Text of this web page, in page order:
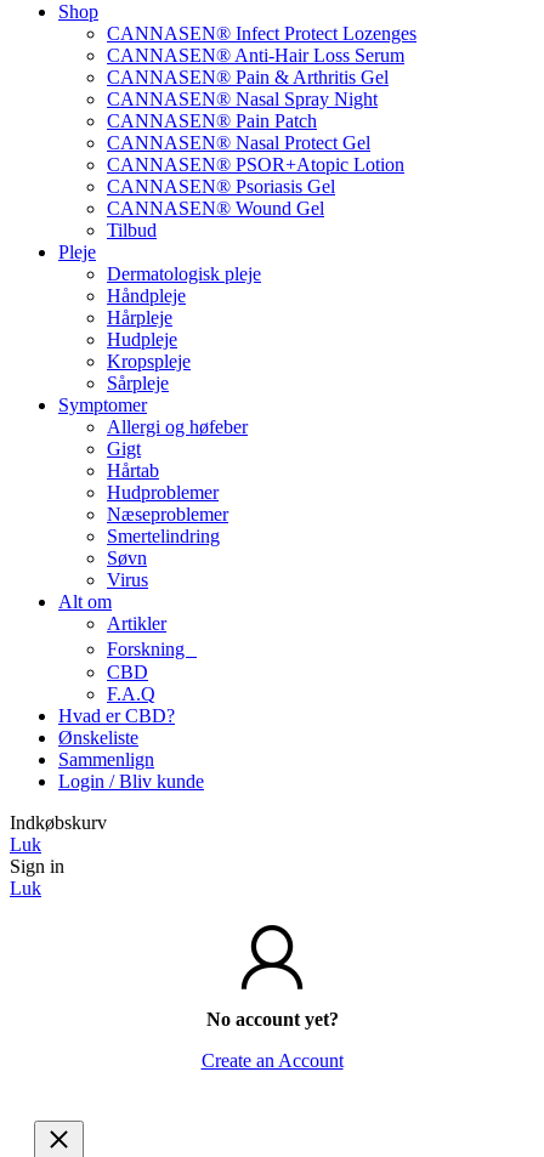
Shop
CANNASEN® Infect Protect Lozenges
CANNASEN® Anti-Hair Loss Serum
CANNASEN® Pain & Arthritis Gel
CANNASEN® Nasal Spray Night
CANNASEN® Pain Patch
CANNASEN® Nasal Protect Gel
CANNASEN® PSOR+Atopic Lotion
CANNASEN® Psoriasis Gel
CANNASEN® Wound Gel
Tilbud
Pleje
Dermatologisk pleje
Håndpleje
Hårpleje
Hudpleje
Kropspleje
Sårpleje
Symptomer
Allergi og høfeber
Gigt
Hårtab
Hudproblemer
Næseproblemer
Smertelindring
Søvn
Virus
Alt om
Artikler
Forskning
CBD
F.A.Q
Hvad er CBD?
Ønskeliste
Sammenlign
Login / Bliv kunde
Indkøbskurv
Luk
Sign in
Luk
No account yet?
Create an Account